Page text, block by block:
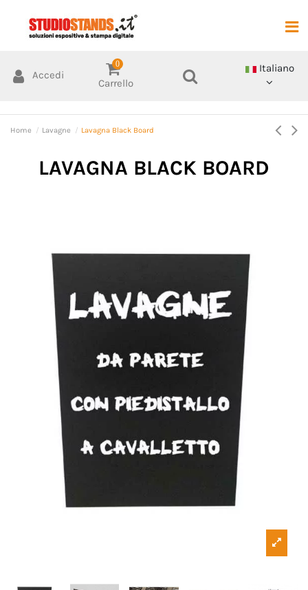
Accedi
0
Carrello
Italiano
Home Lavagne Lavagna Black Board
LAVAGNA BLACK BOARD